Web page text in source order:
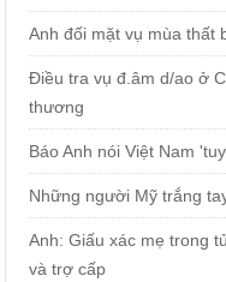
Anh đối mặt vụ mùa thất
Điều tra vụ đ.âm d/ao ở
thương
Báo Anh nói Việt Nam
Những người Mỹ trắng
Anh: Giấu xác mẹ trong
và trợ cấp